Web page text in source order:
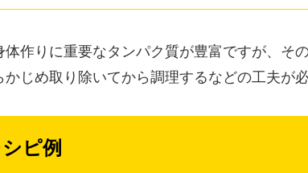
作りに重要なタンパク質が豊富ですが、そ
かじめ取り除いてから調理するなどの工夫が必
ピ例